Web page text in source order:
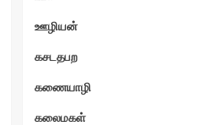
ஊழியன்
கசடதபற
கணையாழி
கலைமகள்